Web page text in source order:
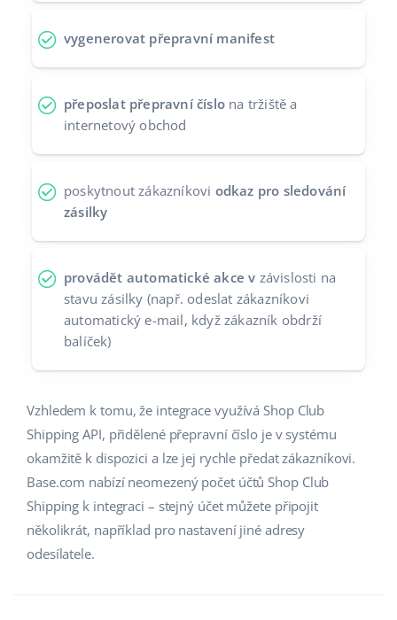
Kalkulačka růstu tržeb a úspor s Base
Partneři
Italiano
polski
português (BR)
română
vygenerovat přepravní manifest
přeposlat přepravní číslo na tržiště a
internetový obchod
poskytnout zákazníkovi odkaz pro sledování
zásilky
provádět automatické akce v závislosti na
stavu zásilky (např. odeslat zákazníkovi
automatický e-mail, když zákazník obdrží
balíček)
Vzhledem k tomu, že integrace využívá Shop Club
Shipping API, přidělené přepravní číslo je v systému
okamžitě k dispozici a lze jej rychle předat zákazníkovi.
Base.com nabízí neomezený počet účtů Shop Club
Shipping k integraci – stejný účet můžete připojit
několikrát, například pro nastavení jiné adresy
odesílatele.